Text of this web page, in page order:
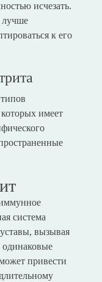
исчезать.
к его
имеет
система
вызывая
привести